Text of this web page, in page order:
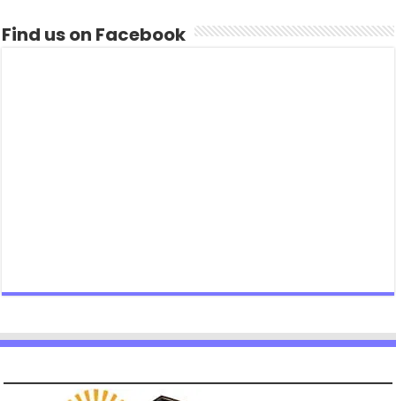
Find us on Facebook